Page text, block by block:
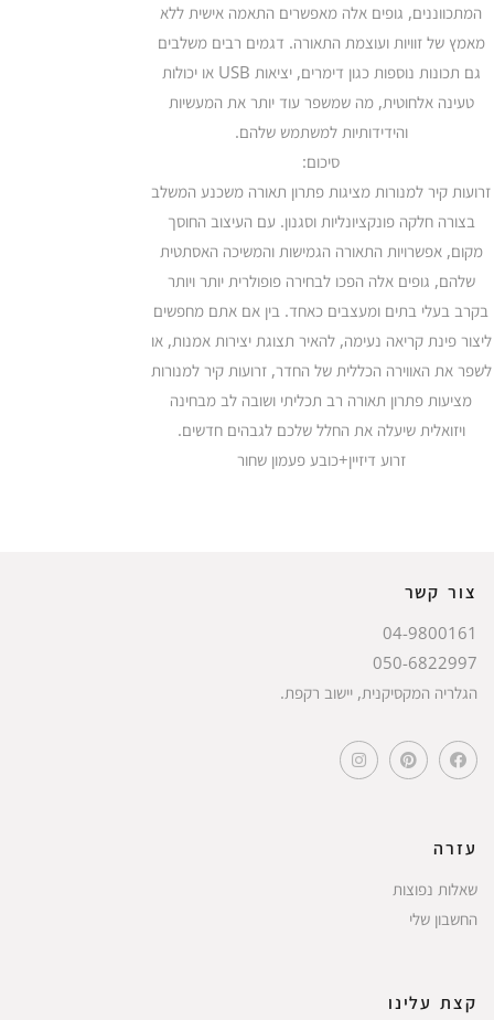
המתכווננים, גופים אלה מאפשרים התאמה אישית ללא
מאמץ של זוויות ועוצמת התאורה. דגמים רבים משלבים
גם תכונות נוספות כגון דימרים, יציאות USB או יכולות
טעינה אלחוטית, מה שמשפר עוד יותר את המעשיות
והידידותיות למשתמש שלהם.
סיכום:
זרועות קיר למנורות מציגות פתרון תאורה משכנע המשלב
בצורה חלקה פונקציונליות וסגנון. עם העיצוב החוסך
מקום, אפשרויות התאורה הגמישות והמשיכה האסתטית
שלהם, גופים אלה הפכו לבחירה פופולרית יותר ויותר
בקרב בעלי בתים ומעצבים כאחד. בין אם אתם מחפשים
ליצור פינת קריאה נעימה, להאיר תצוגת יצירות אמנות, או
לשפר את האווירה הכללית של החדר, זרועות קיר למנורות
מציעות פתרון תאורה רב תכליתי ושובה לב מבחינה
ויזואלית שיעלה את החלל שלכם לגבהים חדשים.
זרוע דיזיין+כובע פעמון שחור
צור קשר
04-9800161
050-6822997
הגלריה המקסיקנית, יישוב רקפת.
עזרה
שאלות נפוצות
החשבון שלי
קצת עלינו